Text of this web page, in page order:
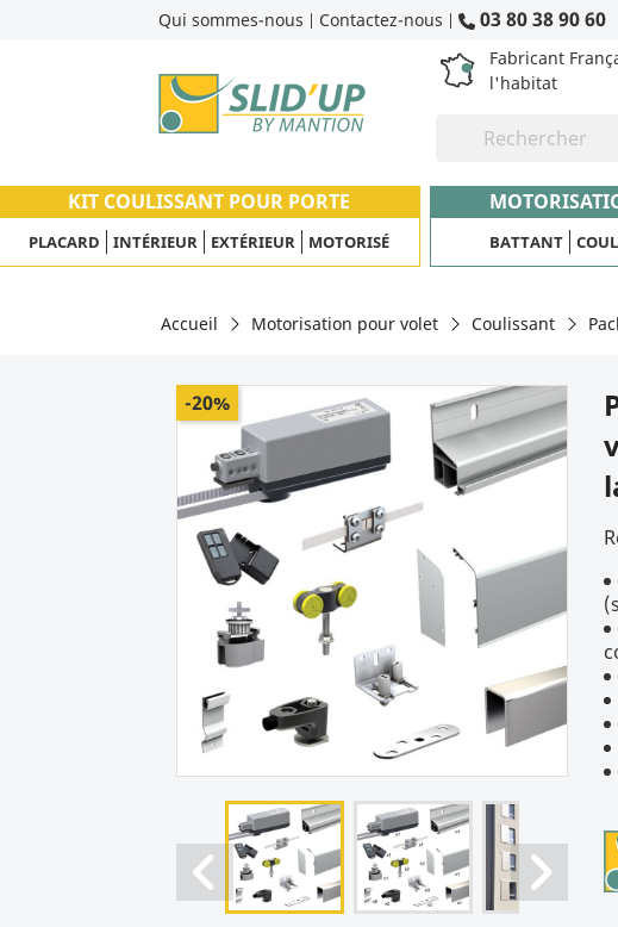
Qui sommes-nous | Contactez-nous | 03 80 38 90 60
Fabricant
l'habitat
KIT COULISSANT POUR PORTE
PLACARD INTÉRIEUR EXTÉRIEUR MOTORISÉ BATTANT
Accueil Motorisation pour volet Coulissant
-20%